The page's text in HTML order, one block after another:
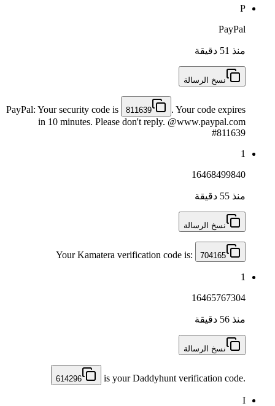
P
PayPal
منذ 51 دقيقة
نسخ الرسالة
PayPal: Your security code is 811639
. Your code expires
in 10 minutes. Please don't reply. @www.paypal.com
#811639
1
16468499840
منذ 55 دقيقة
نسخ الرسالة
Your Kamatera verification code is: 704165
1
16465767304
منذ 56 دقيقة
نسخ الرسالة
614296 is your Daddyhunt verification code.
I